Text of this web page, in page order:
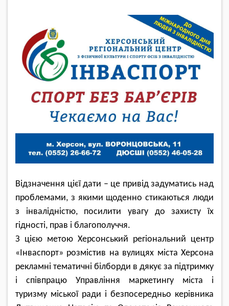
Відзначення цієї дати – це привід задуматись над
проблемами, з якими щоденно стикаються люди
з інвалідністю, посилити увагу до захисту їх
гідності, прав і благополуччя.
З цією метою Херсонський регіональний центр
«Інваспорт» розмістив на вулицях міста Херсона
рекламні тематичні білборди в дякує за підтримку
і співпрацю Управління маркетингу міста і
туризму міської ради і безпосередньо керівника